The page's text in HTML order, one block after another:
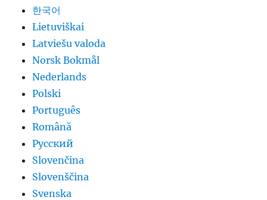
한국어
Lietuviškai
Latviešu valoda
Norsk Bokmål
Nederlands
Polski
Português
Română
Русский
Slovenčina
Slovenščina
Svenska